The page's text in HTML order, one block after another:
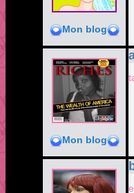
Mon blog
Mon blog